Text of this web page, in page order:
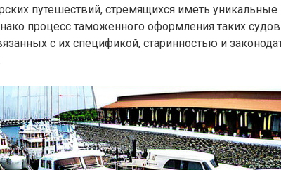
путешествий, стремящихся иметь
процесс таможенного оформления таких
с их спецификой, старинностью и